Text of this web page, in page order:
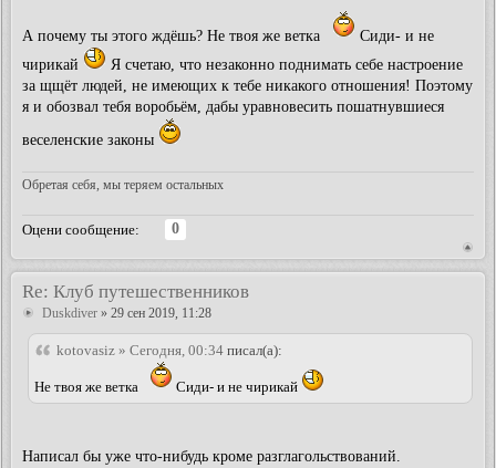
А почему ты этого ждёшь? Не твоя же ветка
Сиди- и не
чирикай
Я счетаю, что незаконно поднимать себе настроение
за щщёт людей, не имеющих к тебе никакого отношения! Поэтому
я и обозвал тебя воробьём, дабы уравновесить пошатнувшиеся
веселенские законы
Обретая себя, мы теряем остальных
Оцени сообщение:
0
Re: Клуб путешественников
Duskdiver » 29 сен 2019, 11:28
kotovasiz » Сегодня, 00:34 писал(а):
Не твоя же ветка Сиди- и не чирикай
Написал бы уже что-нибудь кроме разглагольствований.